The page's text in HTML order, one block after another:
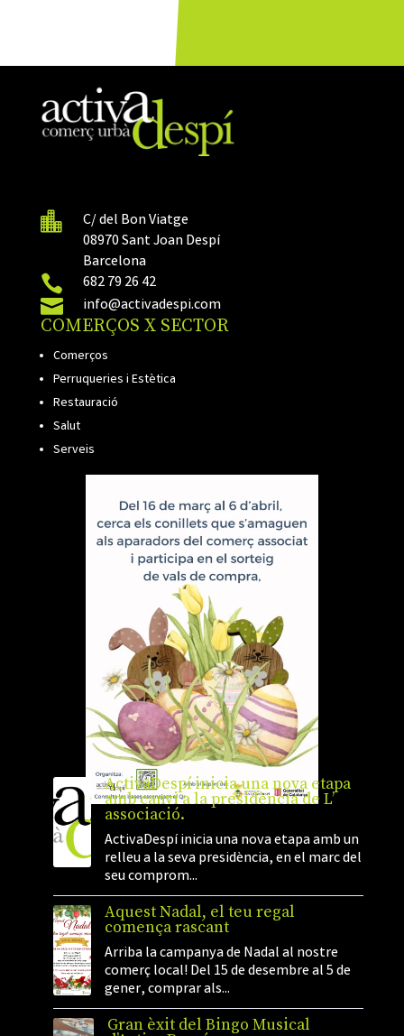

C/ del Bon Viatge
08970 Sant Joan Despí
Barcelona
 682 79 26 42
 info@activadespi.com
COMERÇOS X SECTOR
Comerços
Perruqueries i Estètica
Restauració
Salut
Serveis
ActivaDespí inicia una nova etapa
amb canvi a la presidència de L’
associació.
ActivaDespí inicia una nova etapa amb un
relleu a la seva presidència, en el marc del
seu comprom...
Aquest Nadal, el teu regal
comença rascant
Arriba la campanya de Nadal al nostre
comerç local! Del 15 de desembre al 5 de
gener, comprar als...
Gran èxit del Bingo Musical